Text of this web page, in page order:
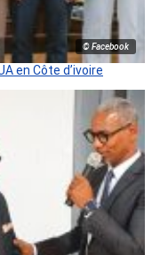
© Facebook
en Côte d’ivoire